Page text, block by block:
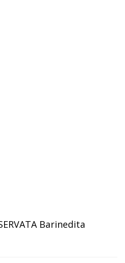
Barinedita